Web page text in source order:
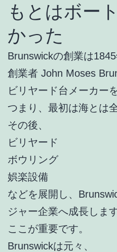
もとはボー
かった
Brunswickの創業は1845
創業者 John Moses
ビリヤード台メーカー
つまり、最初は海とは
その後、
ビリヤード
ボウリング
娯楽設備
などを展開し、
ジャー企業へ成長します
ここが重要です。
Brunswickは元々、